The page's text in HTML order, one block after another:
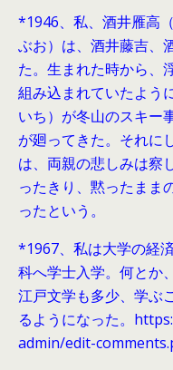
*1946、 私、酒井雁高
ぶお）は、酒井藤吉、
た。生まれた時から、
組み込まれていたよう
いち）が冬山のスキー
が廻ってきた。それに
は、両親の悲しみは察
ったきり、黙ったまま
ったという。
*1967、私は大学の経
科へ学士入学。何とか
江戸文学も多少、学ぶ
るようになった。
admin/edit-